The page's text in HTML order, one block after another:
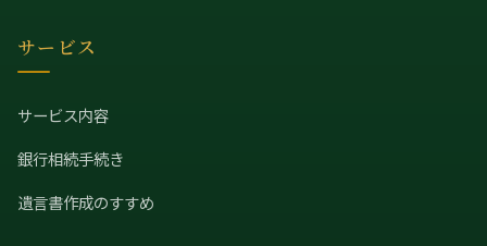
サービス
サービス内容
銀行相続手続き
遺言書作成のすすめ